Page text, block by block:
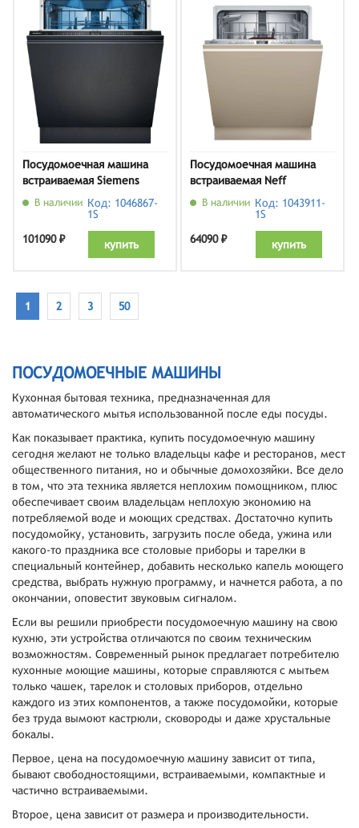
Посудомоечная машина
встраиваемая Siemens
SX65ZX07CE
В наличии Код: 1046867-
1S
101090 ₽
купить
Посудомоечная машина
встраиваемая Neff
S175EAX16E
В наличии Код: 1043911-
1S
64090 ₽
купить
1 2 3 50
ПОСУДОМОЕЧНЫЕ МАШИНЫ
Кухонная бытовая техника, предназначенная для
автоматического мытья использованной после еды посуды.
Как показывает практика, купить посудомоечную машину
сегодня желают не только владельцы кафе и ресторанов, мест
общественного питания, но и обычные домохозяйки. Все дело
в том, что эта техника является неплохим помощником, плюс
обеспечивает своим владельцам неплохую экономию на
потребляемой воде и моющих средствах. Достаточно купить
посудомойку, установить, загрузить после обеда, ужина или
какого-то праздника все столовые приборы и тарелки в
специальный контейнер, добавить несколько капель моющего
средства, выбрать нужную программу, и начнется работа, а по
окончании, оповестит звуковым сигналом.
Если вы решили приобрести посудомоечную машину на свою
кухню, эти устройства отличаются по своим техническим
возможностям. Современный рынок предлагает потребителю
кухонные моющие машины, которые справляются с мытьем
только чашек, тарелок и столовых приборов, отдельно
каждого из этих компонентов, а также посудомойки, которые
без труда вымоют кастрюли, сковороды и даже хрустальные
бокалы.
Первое, цена на посудомоечную машину зависит от типа,
бывают свободностоящими, встраиваемыми, компактные и
частично встраиваемыми.
Второе, цена зависит от размера и производительности.